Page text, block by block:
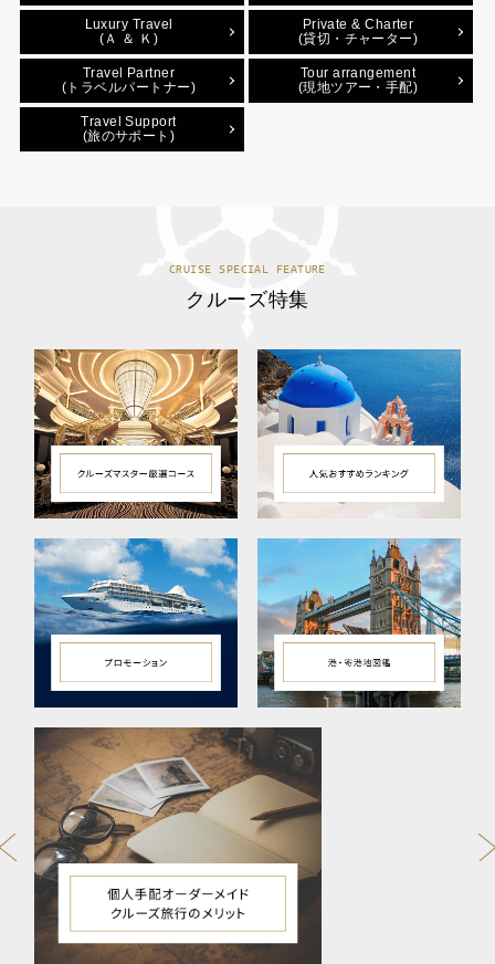
Luxury Travel
(Ａ ＆ Ｋ)
Private & Charter
(貸切・チャーター)
Travel Partner
(トラベルパートナー)
Tour arrangement
(現地ツアー・手配)
Travel Support
(旅のサポート)
CRUISE SPECIAL FEATURE
クルーズ特集